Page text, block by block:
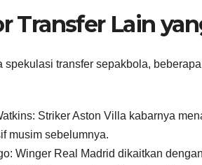
Transfer Lain
spekulasi transfer sepakbola,
Striker Aston Villa kabarnya
musim sebelumnya.
Winger Real Madrid dikaitkan